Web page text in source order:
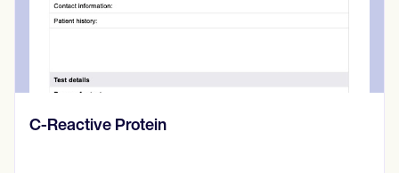
Diario de pensamientos